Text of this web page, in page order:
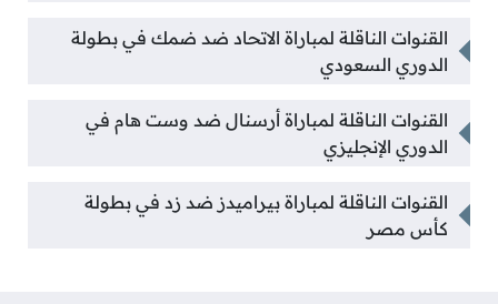
القنوات الناقلة لمباراة الاتحاد ضد ضمك في بطولة
الدوري السعودي
القنوات الناقلة لمباراة أرسنال ضد وست هام في
الدوري الإنجليزي
القنوات الناقلة لمباراة بيراميدز ضد زد في بطولة
كأس مصر